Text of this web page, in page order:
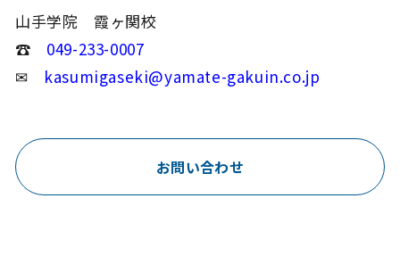
山手学院 霞ヶ関校
☎ 049-233-0007
✉ kasumigaseki@yamate-gakuin.co.jp
お問い合わせ